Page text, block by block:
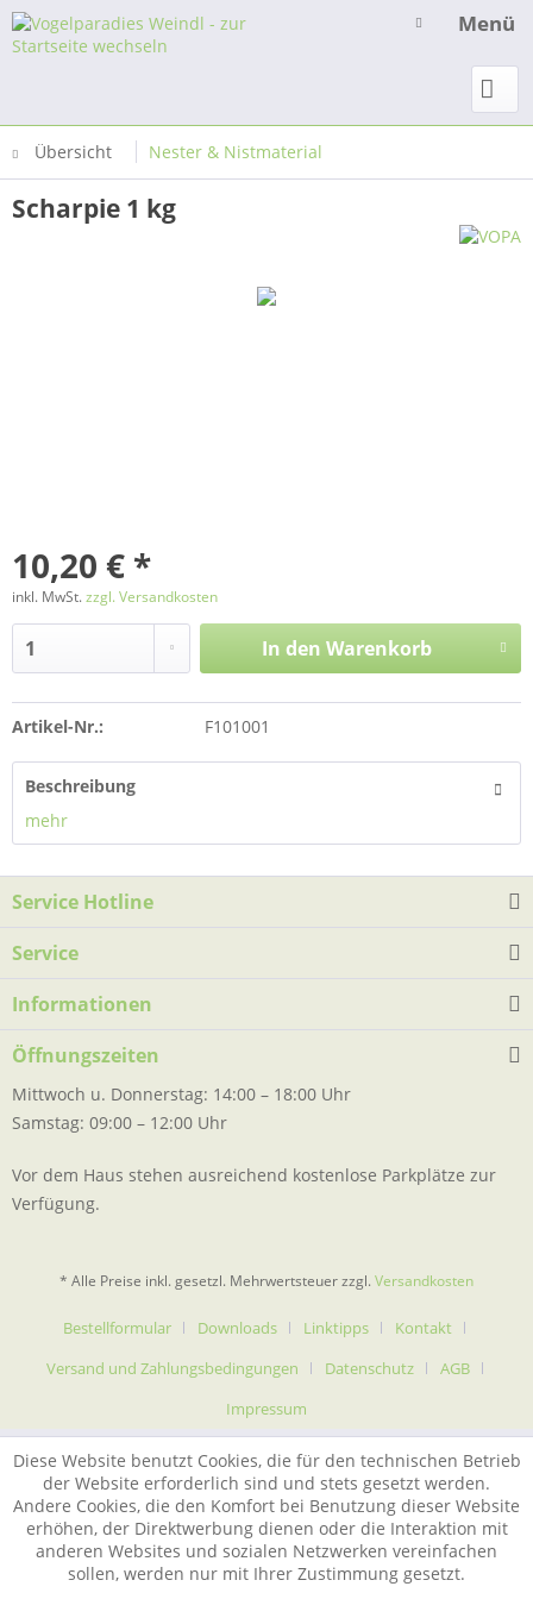
Menü
Übersicht Nester & Nistmaterial
Scharpie 1 kg
10,20 € *
inkl. MwSt.zzgl. Versandkosten
In den Warenkorb
Artikel-Nr.: F101001
Beschreibung
mehr
Service Hotline
Service
Informationen
Öffnungszeiten
Mittwoch u. Donnerstag: 14:00 – 18:00 Uhr
Samstag: 09:00 – 12:00 Uhr
Vor dem Haus stehen ausreichend kostenlose Parkplätze zur
Verfügung.
* Alle Preise inkl. gesetzl. Mehrwertsteuer zzgl. Versandkosten
Bestellformular Downloads Linktipps
Kontakt
Versand und Zahlungsbedingungen
Datenschutz
AGB
Impressum
Diese Website benutzt Cookies, die für den technischen Betrieb
der Website erforderlich sind und stets gesetzt werden.
Andere Cookies, die den Komfort bei Benutzung dieser Website
erhöhen, der Direktwerbung dienen oder die Interaktion mit
anderen Websites und sozialen Netzwerken vereinfachen
sollen, werden nur mit Ihrer Zustimmung gesetzt.